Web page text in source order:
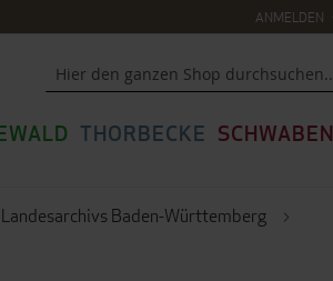
ANMELDEN
THORBECKE SCHWABEN
Baden-Württemberg